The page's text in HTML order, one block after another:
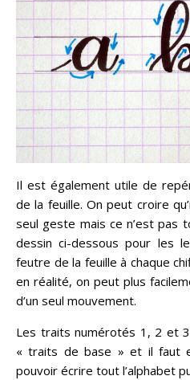
Il est également utile de
de la feuille. On peut croire
seul geste mais ce n’est pas
dessin ci-dessous pour les
feutre de la feuille à chaque
en réalité, on peut plus
d’un seul mouvement.
Les traits numérotés 1, 2 et
« traits de base » et il faut
pouvoir écrire tout l’alphabet